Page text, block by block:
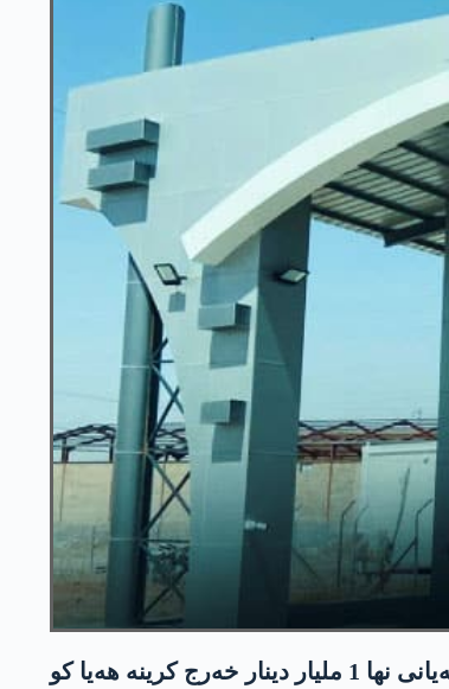
یەک ژ پەرلەمانتەرێن حەشدا شەعبی کو د هەمان دەم دە بەرپرسەکی لەشکەری یێ سەر ب حەشدا شەعبی یە، هەیانی نها 1 ملیار دینار خەرج کرینە هەیا کو